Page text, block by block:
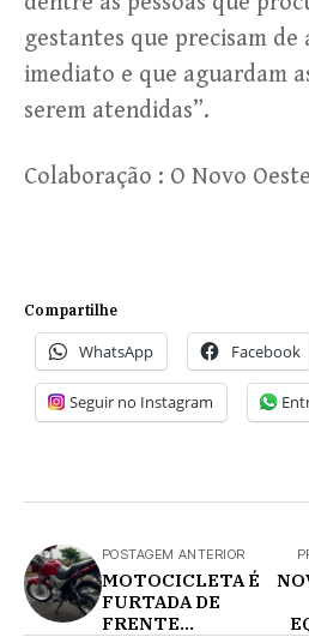
gestantes que precisam
imediato e que aguardam
serem atendidas”.
Colaboração : O Novo Oeste
Compartilhe
WhatsApp Facebook
Seguir no Instagram
POSTAGEM ANTERIOR
MOTOCICLETA É
FURTADA DE
FRENTE